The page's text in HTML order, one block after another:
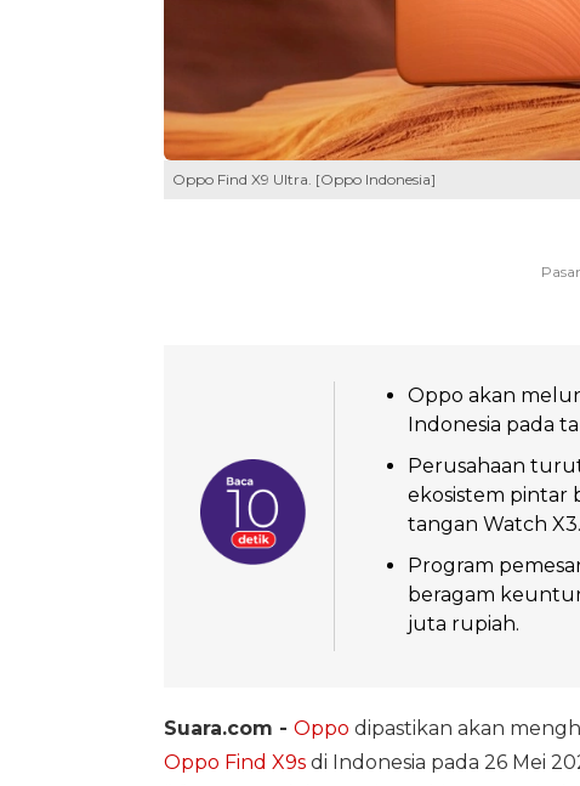
Oppo Find X9 Ultra. [Oppo Indonesia]
Oppo akan
Indonesia pada
Perusahaan
ekosistem pintar
tangan Watch X3.
Program
beragam
juta rupiah.
Suara.com - Oppo dipastikan akan
Oppo Find X9sdi Indonesia pada 26 Mei